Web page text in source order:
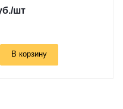
/шт
В корзину